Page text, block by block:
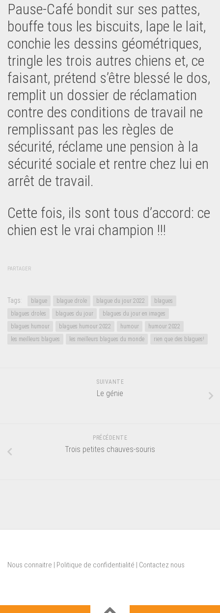
Pause-Café bondit sur ses pattes,
bouffe tous les biscuits, lape le lait,
conchie les dessins géométriques,
tringle les trois autres chiens et, ce
faisant, prétend s’être blessé le dos,
remplit un dossier de réclamation
contre des conditions de travail ne
remplissant pas les règles de
sécurité, réclame une pension à la
sécurité sociale et rentre chez lui en
arrêt de travail.
Cette fois, ils sont tous d’accord: ce
chien est le vrai champion !!!
PARTAGER
Tags: blague blague drole blague du jour 2022
blagues
blagues droles
blagues du jour
blagues du jour en images
blagues humour
blagues humour 2022 humour
humour 2022
les meilleurs blagues
les meilleurs blagues du monde rien que des blagues!
SUIVANTE
Le génie
PRÉCÉDENTE
Trois petites chauves-souris
Nous connaitre | Politique de confidentialité | Contactez nous